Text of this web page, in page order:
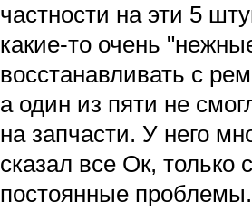
частности на эти 5
какие-то очень
восстанавливать с
а один из пяти не
на запчасти. У него
сказал все Ок, только
постоянные